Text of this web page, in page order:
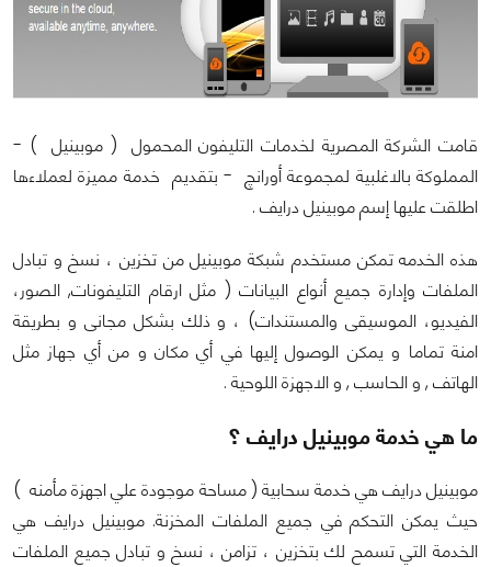
قامت الشركة المصرية لخدمات التليفون المحمول ( موبينيل ) -
المملوكة بالاغلبية لمجموعة أورانچ - بتقديم خدمة مميزة لعملاءها
اطلقت عليها إسم موبينيل درايف .
هذه الخدمه تمكن مستخدم شبكة موبينيل من تخزين ، نسخ و تبادل
الملفات وإدارة جميع أنواع البيانات ( مثل ارقام التليفونات, الصور،
الفيديو، الموسيقى والمستندات) ، و ذلك بشكل مجانى و بطريقة
امنة تماما و يمكن الوصول إليها في أي مكان و من أي جهاز مثل
الهاتف , و الحاسب , و الاجهزة اللوحية .
ما هي خدمة موبينيل درايف ؟
موبينيل درايف هي خدمة سحابية ( مساحة موجودة علي اجهزة مأمنه )
حيث يمكن التحكم في جميع الملفات المخزنة. موبينيل درايف هي
الخدمة التي تسمح لك بتخزين ، تزامن ، نسخ و تبادل جميع الملفات